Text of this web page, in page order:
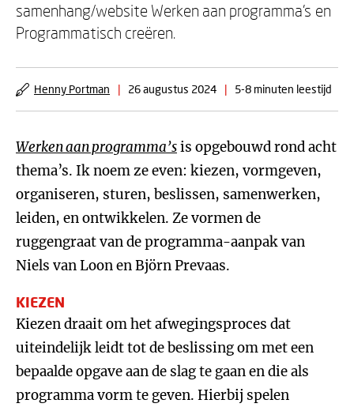
samenhang/website Werken aan programma’s en
Programmatisch creëren.
Henny Portman | 26 augustus 2024 | 5-8 minuten leestijd
Werken aan programma’sis opgebouwd rond acht
thema’s. Ik noem ze even: kiezen, vormgeven,
organiseren, sturen, beslissen, samenwerken,
leiden, en ontwikkelen. Ze vormen de
ruggengraat van de programma-aanpak van
Niels van Loon en Björn Prevaas.
KIEZEN
Kiezen draait om het afwegingsproces dat
uiteindelijk leidt tot de beslissing om met een
bepaalde opgave aan de slag te gaan en die als
programma vorm te geven. Hierbij spelen